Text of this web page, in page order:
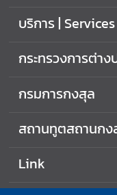
บริการ | Services
กระทรวงการต่าง
กรมการกงสุล
สถานทูตสถานกง
Link